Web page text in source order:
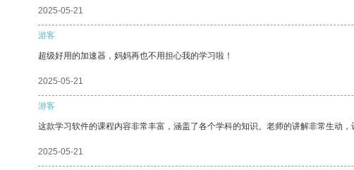
2025-05-21
游客
超级好用的加速器，妈妈再也不用担心我的学习啦！
2025-05-21
游客
这款学习软件的课程内容非常丰富，涵盖了各个学科的知识。老师的讲解非常生动，
2025-05-21